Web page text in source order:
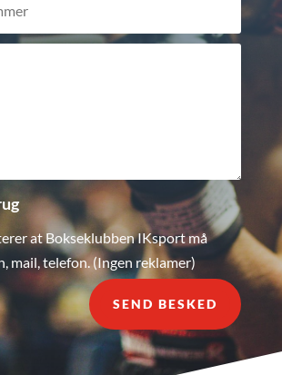
at Bokseklubben IKsport må
mail, telefon. (Ingen reklamer)
SEND BESKED